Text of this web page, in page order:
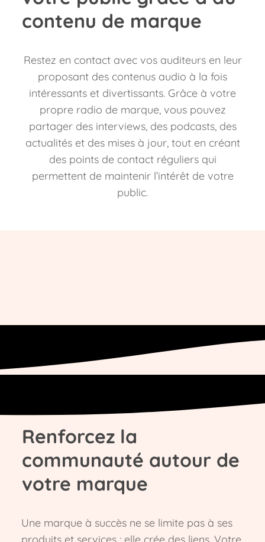
contenu de marque
Restez en contact avec vos auditeurs en leur
proposant des contenus audio à la fois
intéressants et divertissants. Grâce à votre
propre radio de marque, vous pouvez
partager des interviews, des podcasts, des
actualités et des mises à jour, tout en créant
des points de contact réguliers qui
permettent de maintenir l’intérêt de votre
public.
Renforcez la
communauté autour de
votre marque
Une marque à succès ne se limite pas à ses